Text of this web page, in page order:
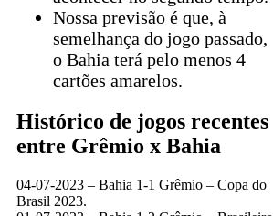
Nossa previsão é que, à
semelhança do jogo passado,
o Bahia terá pelo menos 4
cartões amarelos.
Histórico de jogos recentes
entre Grêmio x Bahia
04-07-2023 – Bahia 1-1 Grêmio – Copa do
Brasil 2023.